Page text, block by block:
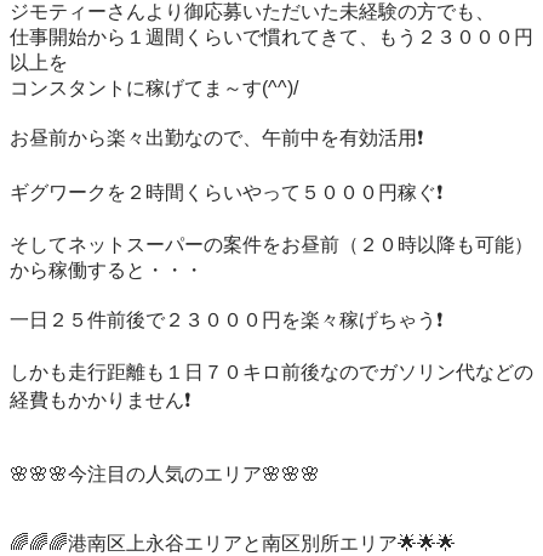
ジモティーさんより御応募いただいた未経験の方でも、
仕事開始から１週間くらいで慣れてきて、もう２３０００円
以上を
コンスタントに稼げてま～す(^^)/
お昼前から楽々出勤なので、午前中を有効活用❗️
ギグワークを２時間くらいやって５０００円稼ぐ❗️
そしてネットスーパーの案件をお昼前（２０時以降も可能）
から稼働すると・・・
一日２５件前後で２３０００円を楽々稼げちゃう❗️
しかも走行距離も１日７０キロ前後なのでガソリン代などの
経費もかかりません❗️
🌸🌸🌸今注目の人気のエリア🌸🌸🌸
🌈🌈🌈港南区上永谷エリアと南区別所エリア🌟🌟🌟